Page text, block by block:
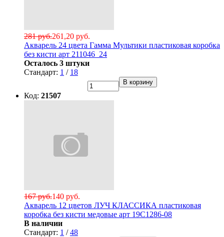
261,20 руб.
281 руб.
Акварель 24 цвета Гамма Мультики пластиковая коробка
без кисти арт 211046_24
Осталось 3 штуки
Стандарт: 1 / 18
В корзину
Код: 21507
140 руб.
167 руб.
Акварель 12 цветов ЛУЧ КЛАССИКА пластиковая
коробка без кисти медовые арт 19С1286-08
В наличии
Стандарт: 1 /48